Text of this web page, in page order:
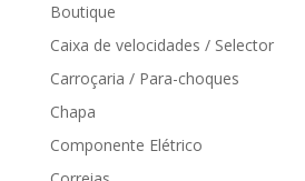
Boutique
Caixa de velocidades / Selector
Carroçaria / Para-choques
Chapa
Componente Elétrico